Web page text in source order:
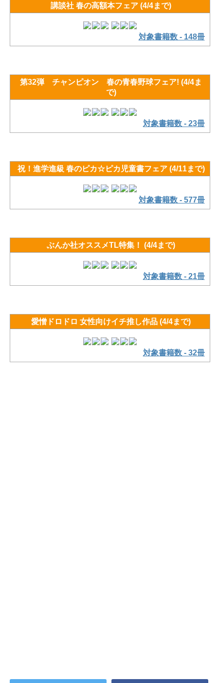
講談社 春の高額本フェア (4/4まで)
対象書籍数 - 148冊
第32弾 チャンピオン 春の青春野球フェア! (4/4ま
で)
対象書籍数 - 23冊
祝！進学進級 春のピカ☆ピカ児童書フェア (4/11まで)
対象書籍数 - 577冊
ぶんか社オススメTL特集！ (4/4まで)
対象書籍数 - 21冊
愛憎ドロドロ 女性向けイチ推し作品 (4/4まで)
対象書籍数 - 32冊